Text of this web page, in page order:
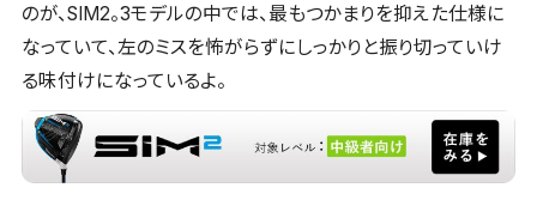
のが、SIM2。3モデルの中では、最もつかまりを抑えた仕様に
なっていて、左のミスを怖がらずにしっかりと振り切っていけ
る味付けになっているよ。